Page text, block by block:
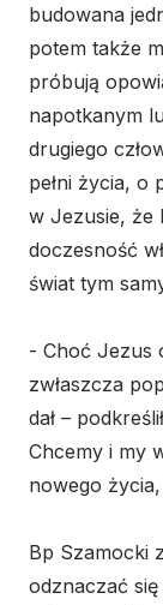
budowana
potem także
próbują
napotkanym
drugiego
pełni życia, o
w Jezusie, że
doczesność
świat tym
- Choć Jezus
zwłaszcza
dał –
Chcemy i my
nowego
Bp Szamocki
odznaczać